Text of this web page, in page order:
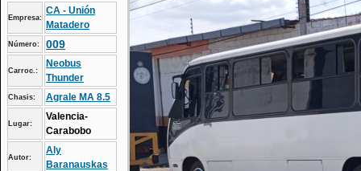
Empresa:
CA - Unión
Matadero
Número: 009
Carroc.:
Neobus
Thunder
Chasis: Agrale MA 8.5
Lugar:
Valencia-
Carabobo
Autor:
Aly
Baranauskas